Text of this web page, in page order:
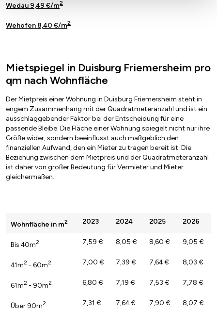
Wedau 9,49 €/m2
Wehofen 8,40 €/m2
Mietspiegel in Duisburg Friemersheim pro
qm nach Wohnfläche
Der Mietpreis einer Wohnung in Duisburg Friemersheim steht in
engem Zusammenhang mit der Quadratmeteranzahl und ist ein
ausschlaggebender Faktor bei der Entscheidung für eine
passende Bleibe. Die Fläche einer Wohnung spiegelt nicht nur ihre
Größe wider, sondern beeinflusst auch maßgeblich den
finanziellen Aufwand, den ein Mieter zu tragen bereit ist. Die
Beziehung zwischen dem Mietpreis und der Quadratmeteranzahl
ist daher von großer Bedeutung für Vermieter und Mieter
gleichermaßen.
Wohnfläche in m2 2023 2024 2025 2026
Bis 40m2 7,59 € 8,05 € 8,60 € 9,05 €
41m2 - 60m2 7,00 € 7,39 € 7,64 € 8,03 €
61m2 - 90m2 6,80 € 7,19 € 7,53 € 7,78 €
Über 90m2 7,31 € 7,64 € 7,90 € 8,07 €